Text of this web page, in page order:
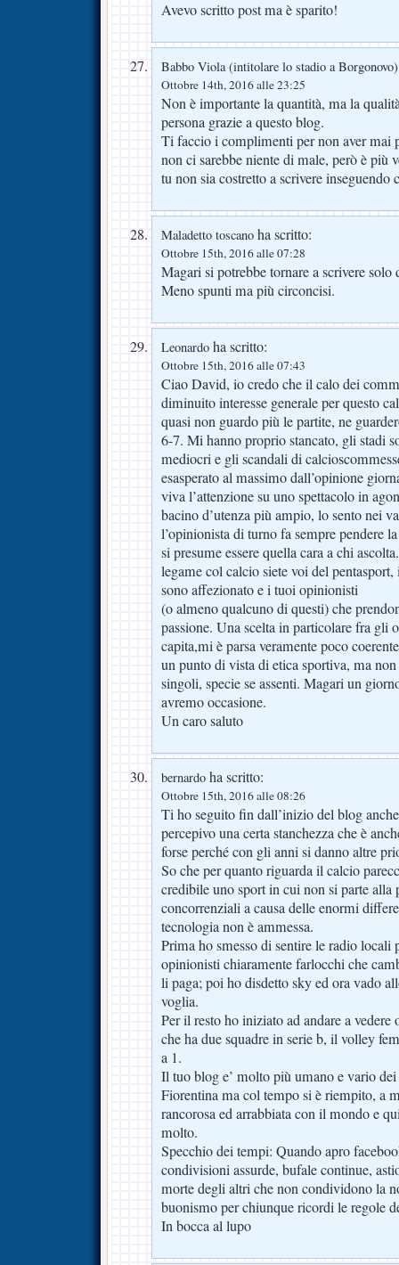
Avevo scritto post ma è sparito!
Babbo Viola (intitolare lo stadio a Borgonovo)
Ottobre 14th, 2016 alle 23:25
Non è importante la quantità, ma la
persona grazie a questo blog.
Ti faccio i complimenti per non aver mai
non ci sarebbe niente di male, però è più
tu non sia costretto a scrivere inseguendo
Maladetto toscano ha scritto:
Ottobre 15th, 2016 alle 07:28
Magari si potrebbe tornare a scrivere solo
Meno spunti ma più circoncisi.
Leonardo ha scritto:
Ottobre 15th, 2016 alle 07:43
Ciao David, io credo che il calo dei
diminuito interesse generale per questo
quasi non guardo più le partite, ne
6-7. Mi hanno proprio stancato, gli stadi
mediocri e gli scandali di
esasperato al massimo dall’opinione
viva l’attenzione su uno spettacolo in
bacino d’utenza più ampio, lo sento nei
l’opinionista di turno fa sempre pendere
si presume essere quella cara a chi
legame col calcio siete voi del
sono affezionato e i tuoi opinionisti
(o almeno qualcuno di questi) che
passione. Una scelta in particolare fra gli
capita,mi è parsa veramente poco
un punto di vista di etica sportiva, ma
singoli, specie se assenti. Magari un
avremo occasione.
Un caro saluto
bernardo ha scritto:
Ottobre 15th, 2016 alle 08:26
Ti ho seguito fin dall’inizio del blog
percepivo una certa stanchezza che è
forse perché con gli anni si danno altre
So che per quanto riguarda il calcio
credibile uno sport in cui non si parte alla
concorrenziali a causa delle enormi
tecnologia non è ammessa.
Prima ho smesso di sentire le radio locali
opinionisti chiaramente farlocchi che
li paga; poi ho disdetto sky ed ora vado
voglia.
Per il resto ho iniziato ad andare a
che ha due squadre in serie b, il volley
a 1.
Il tuo blog e’ molto più umano e vario
Fiorentina ma col tempo si è riempito, a
rancorosa ed arrabbiata con il mondo e
molto.
Specchio dei tempi: Quando apro
condivisioni assurde, bufale continue,
morte degli altri che non condividono la
buonismo per chiunque ricordi le regole
In bocca al lupo